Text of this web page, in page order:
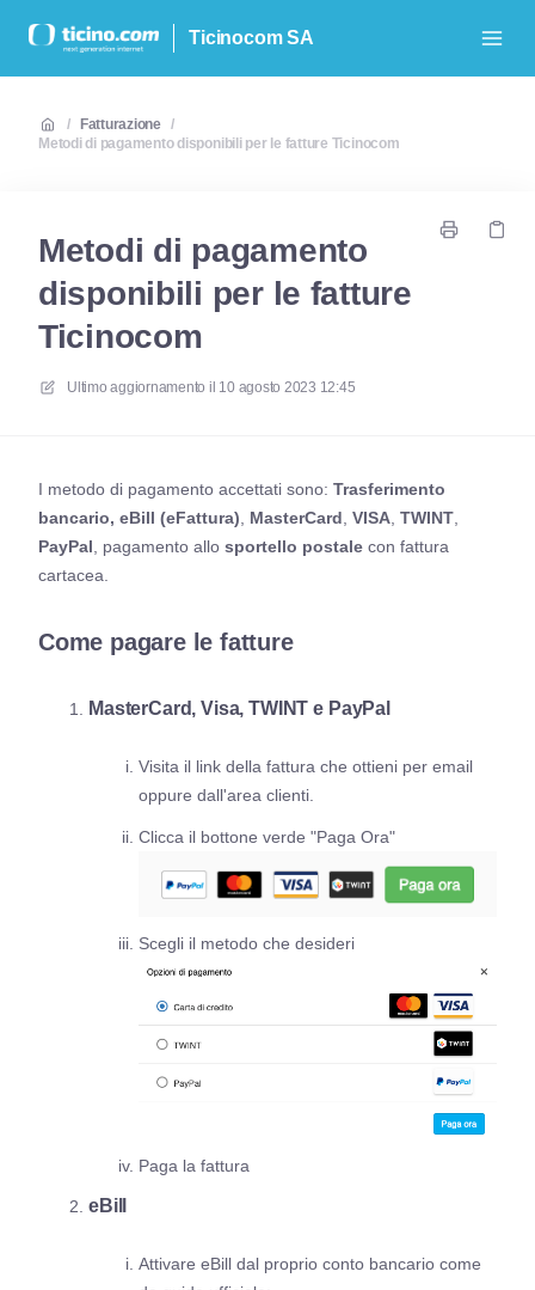
Ticinocom SA
/ Fatturazione /
Metodi di pagamento disponibili per le fatture Ticinocom
Metodi di pagamento
disponibili per le fatture
Ticinocom
Ultimo aggiornamento il 10 agosto 2023 12:45
I metodo di pagamento accettati sono: Trasferimento
bancario, eBill (eFattura)
MasterCard VISA TWINT
PayPal , pagamento allo sportello postale con fattura
cartacea.
Come pagare le fatture
MasterCard, Visa, TWINT e PayPal
Visita il link della fattura che ottieni per email
oppure dall'area clienti.
Clicca il bottone verde "Paga Ora"
Scegli il metodo che desideri
Paga la fattura
eBill
Attivare eBill dal proprio conto bancario come